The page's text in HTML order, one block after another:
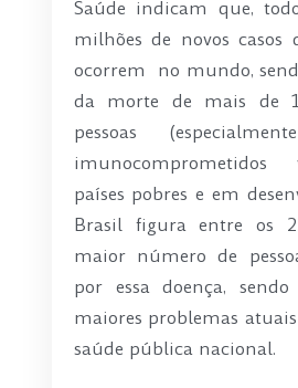
Saúde indicam que,
milhões de novos casos
ocorrem no mundo,
da morte de mais de
pessoas
países pobres e em
Brasil figura entre os
maior número de
por essa doença,
maiores problemas
saúde pública nacional.